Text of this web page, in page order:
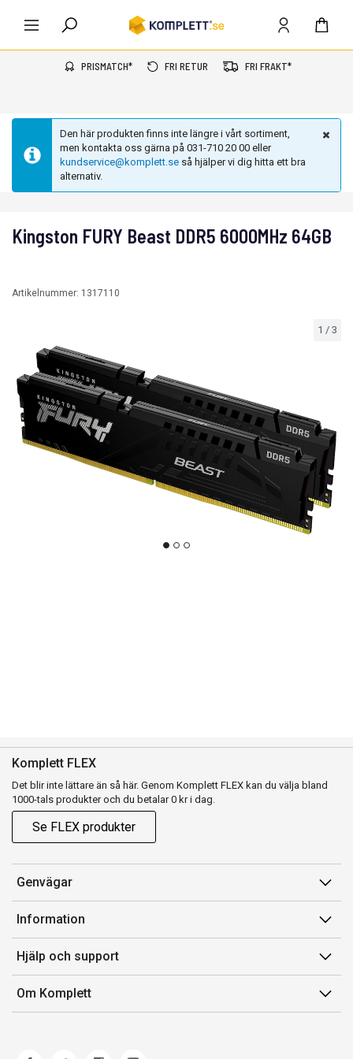
PRISMATCH* FRI RETUR FRI FRAKT*
Den här produkten finns inte längre i vårt sortiment,
men kontakta oss gärna på 031-710 20 00 eller
kundservice@komplett.se så hjälper vi dig hitta ett bra
alternativ.
1 / 3
Kingston FURY Beast DDR5 6000MHz 64GB
Artikelnummer: 1317110
Komplett FLEX
Det blir inte lättare än så här. Genom Komplett FLEX kan du välja bland
1000-tals produkter och du betalar 0 kr i dag.
Se FLEX produkter
Genvägar
Konto
Orderhistorik
Presentkort
Komplett Club
Information
Försäljningsvillkor
Medlemsvillkor for Komplett Club
Lediga tjänster
Hjälp och support
Kontakta oss
Kundservice
Om Komplett